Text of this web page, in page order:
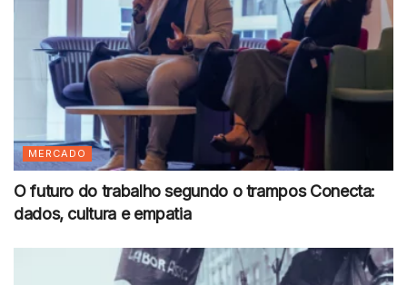
MERCADO
O futuro do trabalho segundo o trampos Conecta:
dados, cultura e empatia